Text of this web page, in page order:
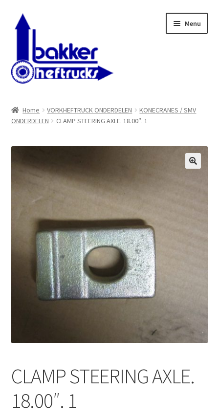
Ga
door
navigatie
Ga
naar
Menu
Shop
Contact
Home VORKHEFTRUCK ONDERDELEN
KONECRANES / SMV
ONDERDELEN
CLAMP STEERING AXLE. 18.00″. 1
CLAMP STEERING AXLE.
18.00″. 1